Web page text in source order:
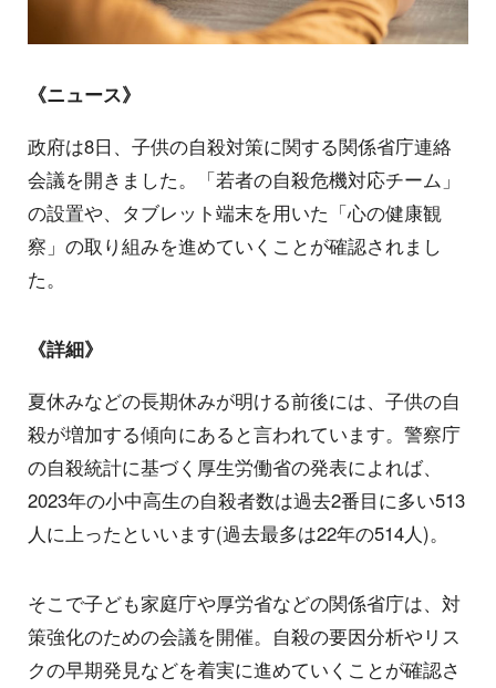
《ニュース》
政府は8日、子供の自殺対策に関する関係省庁連絡
会議を開きました。「若者の自殺危機対応チーム」
の設置や、タブレット端末を用いた「心の健康観
察」の取り組みを進めていくことが確認されまし
た。
《詳細》
夏休みなどの長期休みが明ける前後には、子供の自
殺が増加する傾向にあると言われています。警察庁
の自殺統計に基づく厚生労働省の発表によれば、
2023年の小中高生の自殺者数は過去2番目に多い513
人に上ったといいます(過去最多は22年の514人)。
そこで子ども家庭庁や厚労省などの関係省庁は、対
策強化のための会議を開催。自殺の要因分析やリス
クの早期発見などを着実に進めていくことが確認さ